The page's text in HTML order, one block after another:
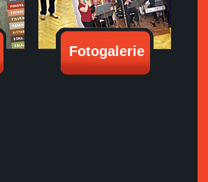
Fotogalerie